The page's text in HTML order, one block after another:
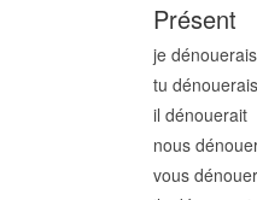
Présent
je dénouerais
tu dénouerais
il dénouerait
nous dénou
vous dénou